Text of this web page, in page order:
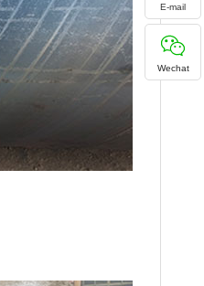
E-mail
Wechat